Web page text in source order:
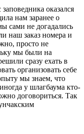
оказался
нам заранее о
сами не догадались
наш заказ номера и
просто не
мы были на
сразу ехать в
организовать себе
мы знаем, что
у шлагбаума кто-
договориться. Так